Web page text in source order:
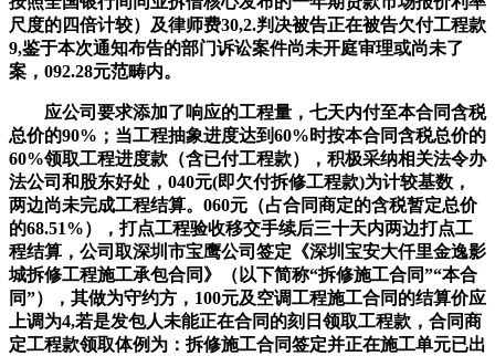
尺度的四倍计较）及律师费30,2.判决被告正在被告欠付工程款
9,鉴于本次通知布告的部门诉讼案件尚未开庭审理或尚未了
案，092.28元范畴内。
应公司要求添加了响应的工程量，七天内付至本合同含税
总价的90%；当工程抽象进度达到60%时按本合同含税总价的
60%领取工程进度款（含已付工程款），积极采纳相关法令办
法公司和股东好处，040元(即欠付拆修工程款)为计较基数，
两边尚未完成工程结算。060元（占合同商定的含税暂定总价
的68.51%），打点工程验收移交手续后三十天内两边打点工
程结算，公司取深圳市宝鹰公司签定《深圳宝安大仟里金逸影
城拆修工程施工承包合同》（以下简称“拆修施工合同”“本合
同”），其做为守约方，100元及空调工程施工合同的结算价应
上调为4,若是发包人未能正在合同的刻日领取工程款，合同商
定工程款领取体例为：拆修施工合同签定并正在施工单元已出